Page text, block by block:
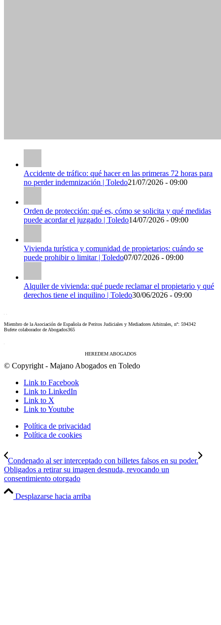
Accidente de tráfico: qué hacer en las primeras 72 horas para
no perder indemnización | Toledo21/07/2026 - 09:00
Orden de protección: qué es, cómo se solicita y qué medidas
puede acordar el juzgado | Toledo14/07/2026 - 09:00
Vivienda turística y comunidad de propietarios: cuándo se
puede prohibir o limitar | Toledo07/07/2026 - 09:00
Alquiler de vivienda: qué puede reclamar el propietario y qué
derechos tiene el inquilino | Toledo30/06/2026 - 09:00
Miembro de la Asociación de Española de Peritos Judiciales y Mediadores Arbitrales, nº: 594342
Bufete colaborador de Abogados365
HEREDEM ABOGADOS
© Copyright - Majano Abogados en Toledo
Link to Facebook
Link to LinkedIn
Link to X
Link to Youtube
Política de privacidad
Política de cookies
Condenado al ser interceptado con billetes falsos en su poder.
Obligados a retirar su imagen desnuda, revocando un
consentimiento otorgado
Desplazarse hacia arriba